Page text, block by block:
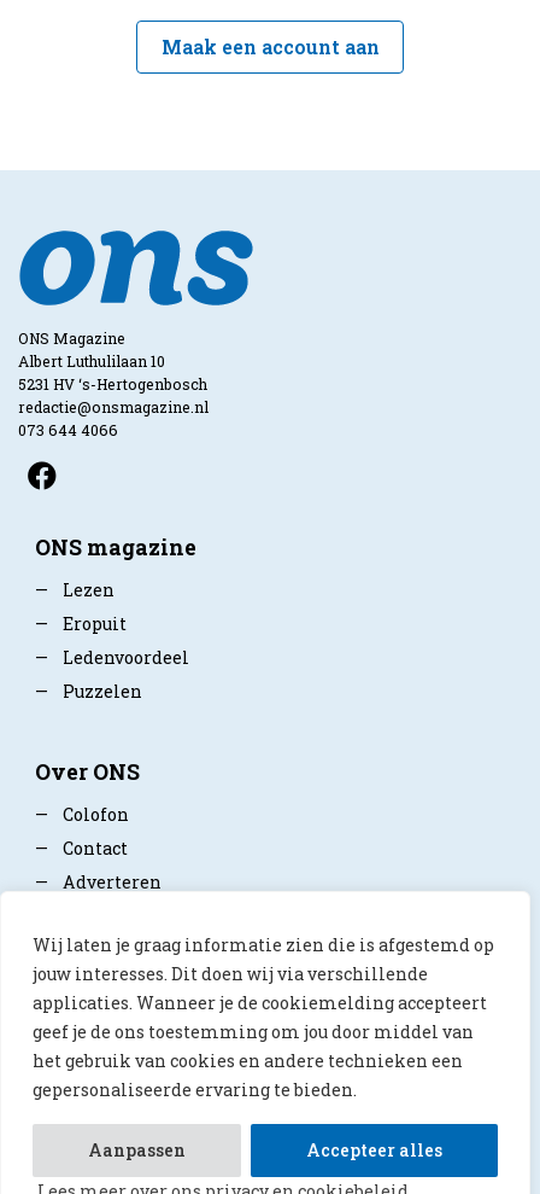
Wij laten je graag informatie zien die is afgestemd op
jouw interesses. Dit doen wij via verschillende
applicaties. Wanneer je de cookiemelding accepteert
geef je de ons toestemming om jou door middel van
het gebruik van cookies en andere technieken een
gepersonaliseerde ervaring te bieden.
Aanpassen
Accepteer alles
Maak een account aan
ONS Magazine
Albert Luthulilaan 10
5231 HV ‘s-Hertogenbosch
redactie@onsmagazine.nl
073 644 4066
ONS magazine
—
Lezen
—
Eropuit
—
Ledenvoordeel
—
Puzzelen
Over ONS
—
Colofon
—
Contact
—
Adverteren
—Privacy policy
© 2026 ONS Magazine